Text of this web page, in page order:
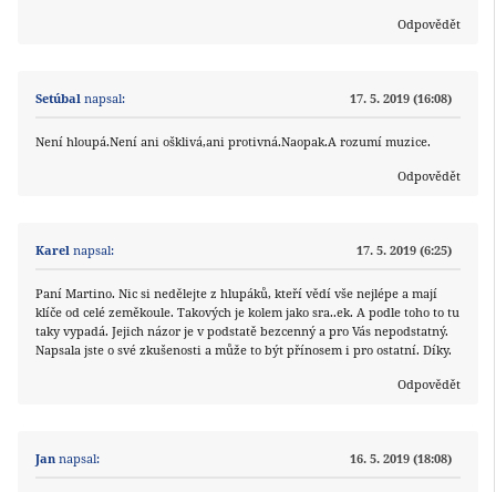
Odpovědět
Setúbal napsal: 17. 5. 2019 (16:08)
Není hloupá.Není ani ošklivá,ani protivná.Naopak.A rozumí muzice.
Odpovědět
Karel napsal: 17. 5. 2019 (6:25)
Paní Martino. Nic si nedělejte z hlupáků, kteří vědí vše nejlépe a mají
klíče od celé zeměkoule. Takových je kolem jako sra..ek. A podle toho to tu
taky vypadá. Jejich názor je v podstatě bezcenný a pro Vás nepodstatný.
Napsala jste o své zkušenosti a může to být přínosem i pro ostatní. Díky.
Odpovědět
Jan napsal: 16. 5. 2019 (18:08)